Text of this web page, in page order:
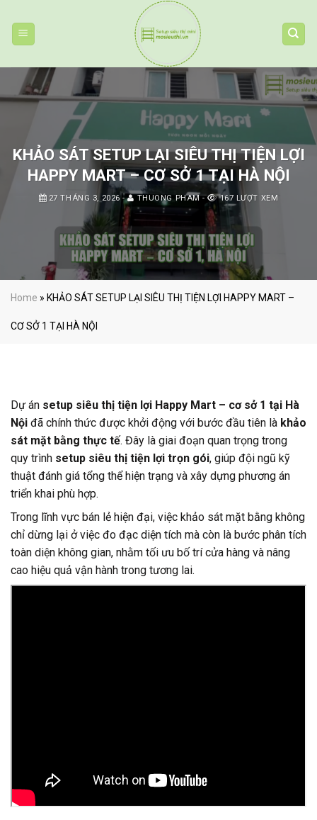
content
KHẢO SÁT SETUP LẠI SIÊU THỊ TIỆN LỢI
HAPPY MART – CƠ SỞ 1 TẠI HÀ NỘI
27 THÁNG 3, 2026 - THUONG PHAM- 167 LƯỢT XEM
Home » KHẢO SÁT SETUP LẠI SIÊU THỊ TIỆN LỢI HAPPY MART –
CƠ SỞ 1 TẠI HÀ NỘI
Dự án setup siêu thị tiện lợi Happy Mart – cơ sở 1 tại Hà
Nội đã chính thức được khởi động với bước đầu tiên là khảo
sát mặt bằng thực tế. Đây là giai đoạn quan trọng trong
quy trình setup siêu thị tiện lợi trọn gói, giúp đội ngũ kỹ
thuật đánh giá tổng thể hiện trạng và xây dựng phương án
triển khai phù hợp.
Trong lĩnh vực bán lẻ hiện đại, việc khảo sát mặt bằng không
chỉ dừng lại ở việc đo đạc diện tích mà còn là bước phân tích
toàn diện không gian, nhằm tối ưu bố trí cửa hàng và nâng
cao hiệu quả vận hành trong tương lai.